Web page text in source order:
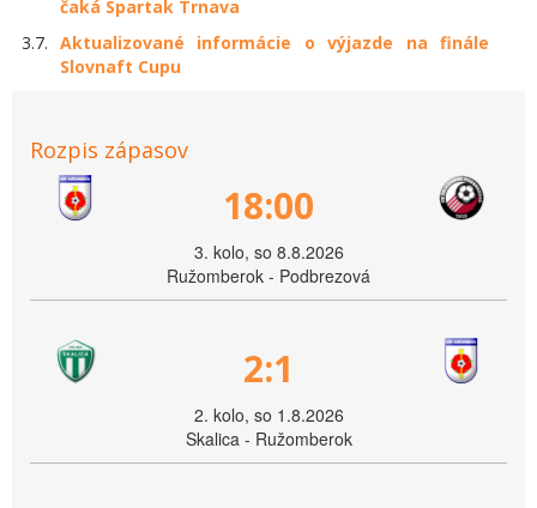
čaká Spartak Trnava
3.7. Aktualizované informácie o výjazde na finále
Slovnaft Cupu
Rozpis zápasov
18:00
3. kolo, so 8.8.2026
Ružomberok - Podbrezová
2:1
2. kolo, so 1.8.2026
Skalica - Ružomberok